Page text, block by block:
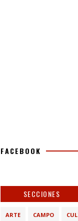
FACEBOOK
SECCIONES
ARTE CAMPO